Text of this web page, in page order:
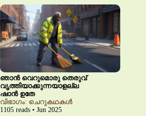
ഞാൻ വെറുമൊരു തെരുവ്
വൃത്തിയാക്കുന്നയാളല്ല
ഷാൻ ഉതേ
വിഭാഗം: ചെറുകഥകൾ
1105 reads • Jun 2025